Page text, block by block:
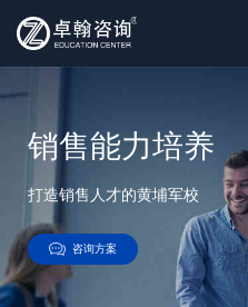
销售能力培养
打造销售人才的黄埔军校
咨询方案